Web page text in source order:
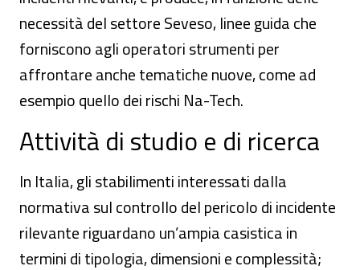
necessità del settore Seveso, linee guida che
forniscono agli operatori strumenti per
affrontare anche tematiche nuove, come ad
esempio quello dei rischi Na-Tech.
Attività di studio e di ricerca
In Italia, gli stabilimenti interessati dalla
normativa sul controllo del pericolo di incidente
rilevante riguardano un’ampia casistica in
termini di tipologia, dimensioni e complessità;